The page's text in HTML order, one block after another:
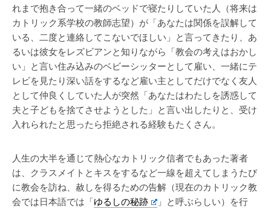
れまで抱き合って一緒のベッドで寝たりしていた人（将来は
カトリック系学校の教師志望）が「あなたは関係を誤解して
いる、二度と連絡してこないでほしい」と言ってきたり、あ
るいは彼女をレズビアンと知りながら「教会の考えはおかし
い」と言い住み込みのベビーシッターとして雇い、一緒にテ
レビを見たり深い話をするなど雇い主としてだけでなく友人
として仲良くしていた人が突然「あなたはわたしを誘惑して
夫と子どもを捨てさせようとした」と言い出したりと、受け
入れられたと思ったら拒絶される経験もたくさん。
人生の大半を通じて熱心なカトリック信者でもあった著者
は、クラスメイトとキスをするなど一線を超えてしまうたび
に教会を訪ね、赦しを得るための告解（現在のカトリック教
会では日本語では「ゆるしの秘跡
」と呼ぶらしい）を行